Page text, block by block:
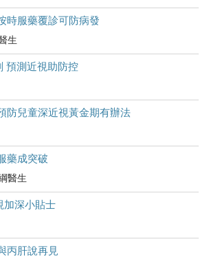
時服藥覆診可防病發
生
預測近視助防控
防兒童深近視黃金期有辦法
藥成突破
醫生
加深小貼士
丙肝說再見